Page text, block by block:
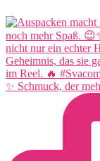
✨ Schmuck, der